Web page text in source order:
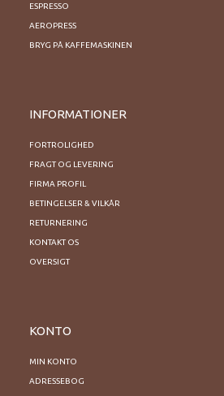
ESPRESSO
AEROPRESS
BRYG PÅ KAFFEMASKINEN
INFORMATIONER
FORTROLIGHED
FRAGT OG LEVERING
FIRMA PROFIL
BETINGELSER & VILKÅR
RETURNERING
KONTAKT OS
OVERSIGT
KONTO
MIN KONTO
ADRESSEBOG